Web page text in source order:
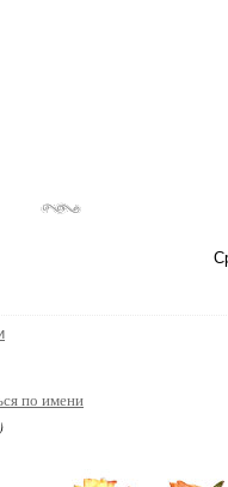
по имени
)